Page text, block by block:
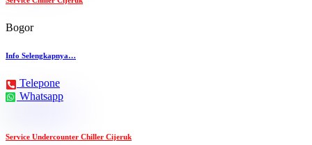
Bogor
Info Selengkapnya…
Telepone
Whatsapp
Service Undercounter Chiller Cijeruk